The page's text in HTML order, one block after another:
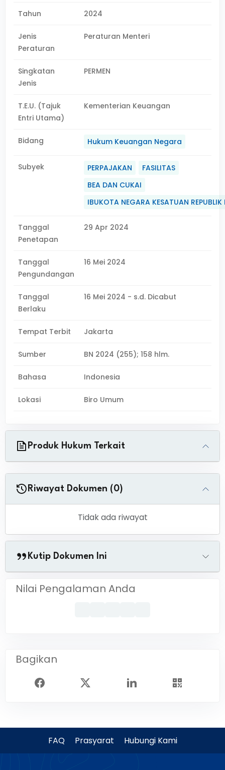
Tahun 2024
Jenis
Peraturan
Peraturan Menteri
Singkatan
Jenis
PERMEN
T.E.U. (Tajuk
Entri Utama)
Kementerian Keuangan
Bidang Hukum Keuangan Negara
Subyek PERPAJAKAN
FASILITAS
BEA DAN CUKAI
IBUKOTA NEGARA KESATUAN REPUBLIK
Tanggal
Penetapan
29 Apr 2024
Tanggal
Pengundangan
16 Mei 2024
Tanggal
Berlaku
16 Mei 2024 - s.d. Dicabut
Tempat Terbit Jakarta
Sumber BN 2024 (255); 158 hlm.
Bahasa Indonesia
Lokasi Biro Umum
Produk Hukum Terkait
Riwayat Dokumen (0)
Tidak ada riwayat
Kutip Dokumen Ini
Nilai Pengalaman Anda
Bagikan
FAQ Prasyarat Hubungi Kami